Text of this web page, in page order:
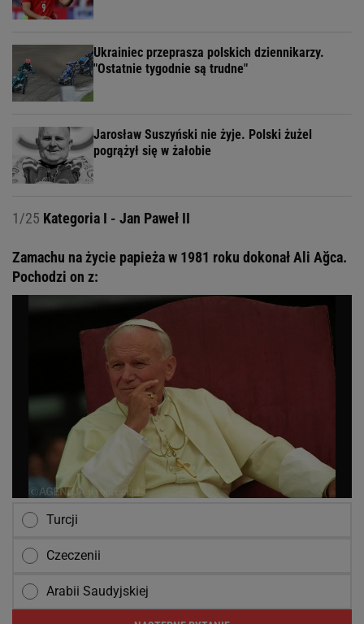
Ukrainiec przeprasza polskich dziennikarzy.
"Ostatnie tygodnie są trudne"
Jarosław Suszyński nie żyje. Polski żużel
pogrążył się w żałobie
1/25 Kategoria I - Jan Paweł II
Zamachu na życie papieża w 1981 roku dokonał Ali Ağca.
Pochodzi on z:
Turcji
Czeczenii
Arabii Saudyjskiej